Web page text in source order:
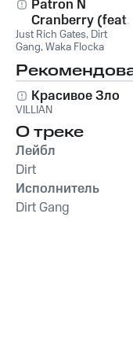
Patron N
Cranberry (feat.
Dirt Gang, Waka
Flocka Flame,
Bre Z) - Single
Just Rich Gates, Dirt
Gang,Waka Flocka
Rich Gates feat. Dirt
Gang, Waka Flocka
Flame, Mac Bre Z
Красивое Зло
VILLIAN
О треке
Лейбл
Dirt
Исполнитель
Dirt Gang